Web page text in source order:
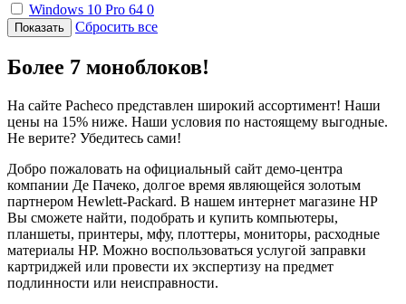
Windows 10 Pro 64 0
Сбросить все
Более 7 моноблоков!
На сайте Pacheco представлен широкий ассортимент! Наши
цены на 15% ниже. Наши условия по настоящему выгодные.
Не верите? Убедитесь сами!
Добро пожаловать на официальный сайт демо-центра
компании Де Пачеко, долгое время являющейся золотым
партнером Hewlett-Packard. В нашем интернет магазине HP
Вы сможете найти, подобрать и купить компьютеры,
планшеты, принтеры, мфу, плоттеры, мониторы, расходные
материалы HP. Можно воспользоваться услугой заправки
картриджей или провести их экспертизу на предмет
подлинности или неисправности.